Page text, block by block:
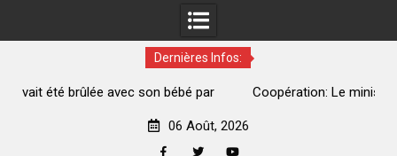
Dernières Infos:
Coopération: Le ministre Indien Kirti Vardhan Singh à
06 Août, 2026